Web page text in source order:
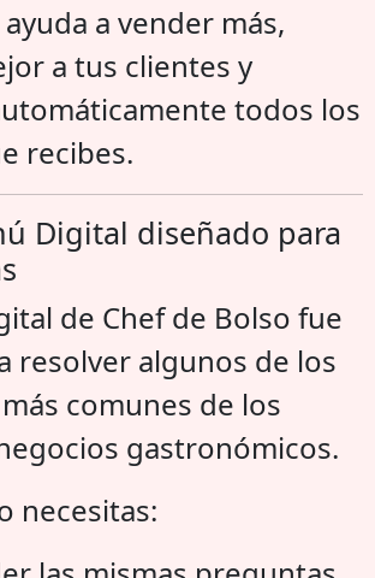
a vender más,
a tus clientes y
todos los
recibes.
Digital diseñado para
de Chef de Bolso fue
resolver algunos de los
comunes de los
gastronómicos.
necesitas: